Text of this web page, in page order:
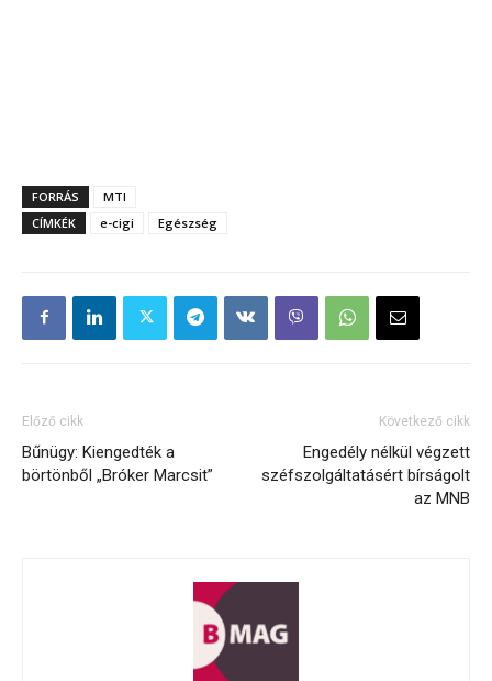
FORRÁS
MTI
CÍMKÉK
e-cigi Egészség
Előző cikk
Bűnügy: Kiengedték a
börtönből „Bróker Marcsit”
Következő cikk
Engedély nélkül végzett
széfszolgáltatásért bírságolt
az MNB